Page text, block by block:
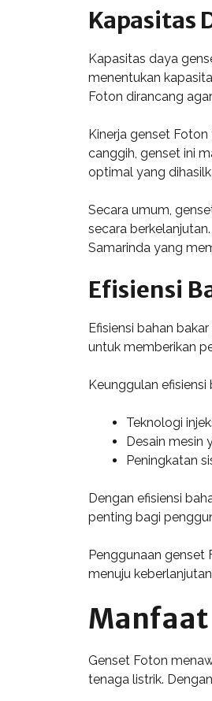
Kapasitas
Kapasitas daya
menentukan
Foton dirancang
Kinerja genset
canggih, genset ini
optimal yang
Secara umum,
secara
Samarinda yang
Efisiensi
Efisiensi bahan
untuk memberikan
Keunggulan
Teknologi
Desain mesin
Peningkatan
Dengan efisiensi
penting bagi
Penggunaan genset
menuju
Manfaat
Genset Foton
tenaga listrik.